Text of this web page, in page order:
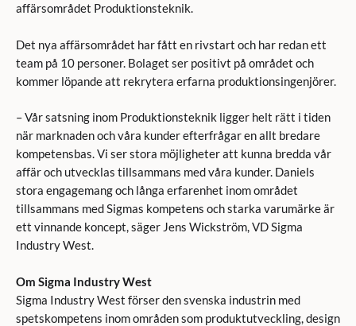
affärsområdet Produktionsteknik.
Det nya affärsområdet har fått en rivstart och har redan ett
team på 10 personer. Bolaget ser positivt på området och
kommer löpande att rekrytera erfarna produktionsingenjörer.
– Vår satsning inom Produktionsteknik ligger helt rätt i tiden
när marknaden och våra kunder efterfrågar en allt bredare
kompetensbas. Vi ser stora möjligheter att kunna bredda vår
affär och utvecklas tillsammans med våra kunder. Daniels
stora engagemang och långa erfarenhet inom området
tillsammans med Sigmas kompetens och starka varumärke är
ett vinnande koncept, säger Jens Wickström, VD Sigma
Industry West.
Om Sigma Industry West
Sigma Industry West förser den svenska industrin med
spetskompetens inom områden som produktutveckling, design